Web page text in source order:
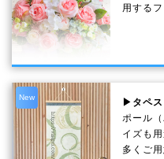
用する
New
▶タペ
ポール
イズも
多くご